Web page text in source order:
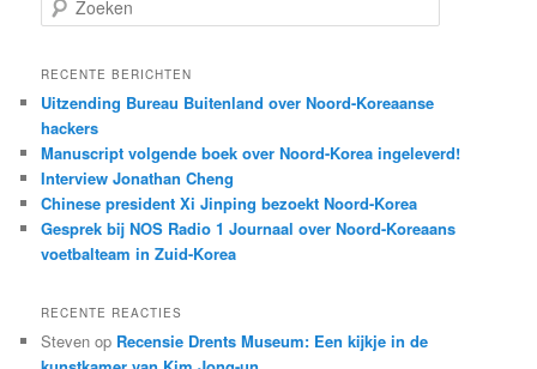
o
k
n
RECENTE BERICHTEN
Uitzending Bureau Buitenland over Noord-Koreaanse
hackers
Manuscript volgende boek over Noord-Korea ingeleverd!
Interview Jonathan Cheng
Chinese president Xi Jinping bezoekt Noord-Korea
Gesprek bij NOS Radio 1 Journaal over Noord-Koreaans
voetbalteam in Zuid-Korea
RECENTE REACTIES
Steven op Recensie Drents Museum: Een kijkje in de